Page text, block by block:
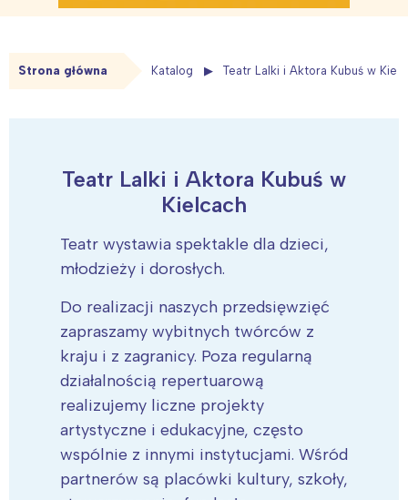
Strona główna Katalog Teatr Lalki i Aktora Kubuś w
Teatr Lalki i Aktora Kubuś w
Kielcach
Teatr wystawia spektakle dla dzieci,
młodzieży i dorosłych.
Do realizacji naszych przedsięwzięć
zapraszamy wybitnych twórców z
kraju i z zagranicy. Poza regularną
działalnością repertuarową
realizujemy liczne projekty
artystyczne i edukacyjne, często
wspólnie z innymi instytucjami. Wśród
partnerów są placówki kultury, szkoły,